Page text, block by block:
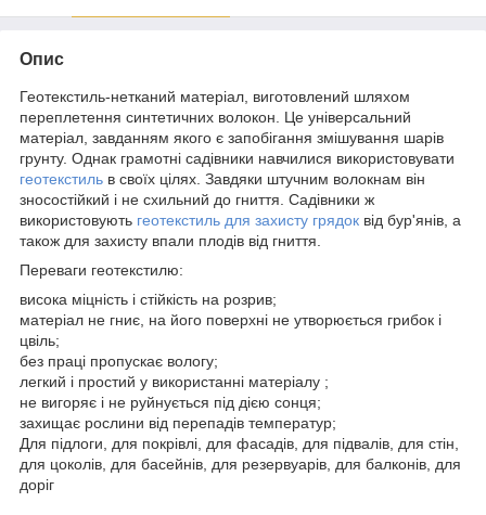
Опис
Геотекстиль-нетканий матеріал, виготовлений шляхом
переплетення синтетичних волокон. Це універсальний
матеріал, завданням якого є запобігання змішування шарів
грунту. Однак грамотні садівники навчилися використовувати
геотекстиль в своїх цілях. Завдяки штучним волокнам він
зносостійкий і не схильний до гниття. Садівники ж
використовують геотекстиль для захисту грядок від бур'янів, а
також для захисту впали плодів від гниття.
Переваги геотекстилю:
висока міцність і стійкість на розрив;
матеріал не гниє, на його поверхні не утворюється грибок і
цвіль;
без праці пропускає вологу;
легкий і простий у використанні матеріалу ;
не вигоряє і не руйнується під дією сонця;
захищає рослини від перепадів температур;
Для підлоги, для покрівлі, для фасадів, для підвалів, для стін,
для цоколів, для басейнів, для резервуарів, для балконів, для
доріг